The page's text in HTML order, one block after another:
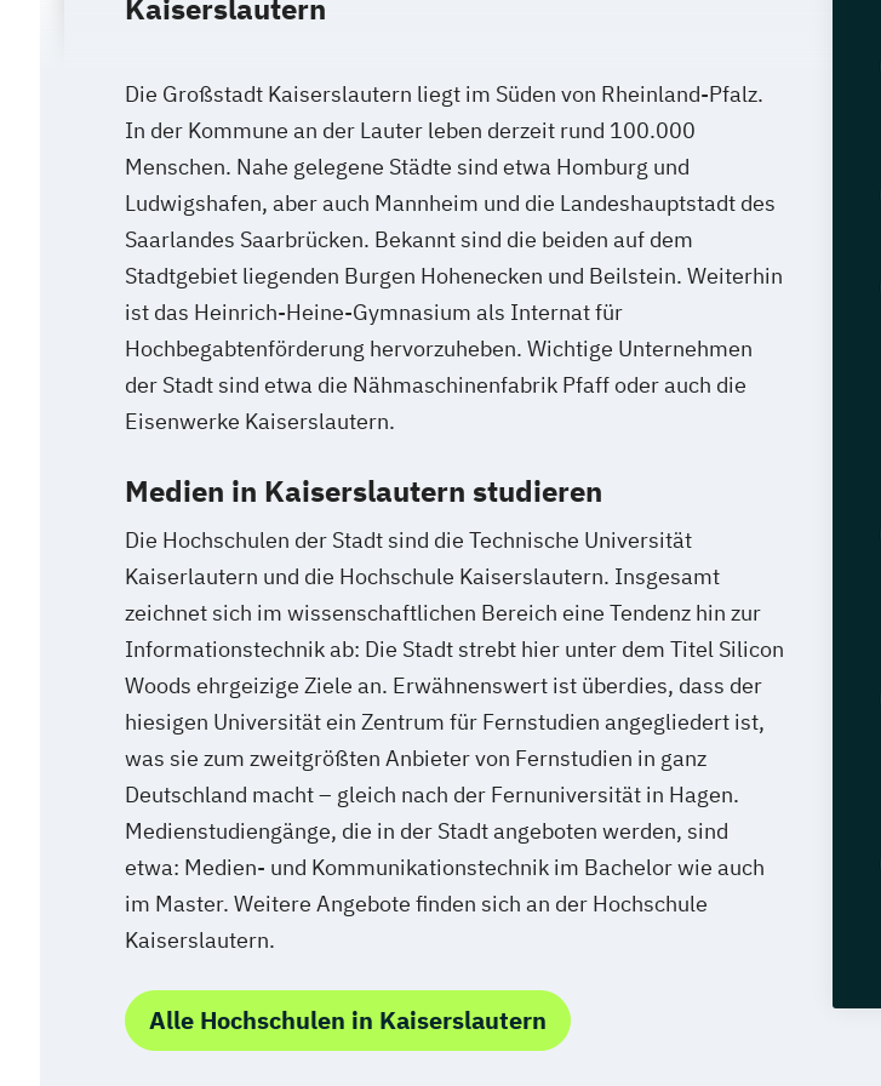
Kaiserslautern
Die Großstadt Kaiserslautern liegt im Süden von Rheinland-Pfalz.
In der Kommune an der Lauter leben derzeit rund 100.000
Menschen. Nahe gelegene Städte sind etwa Homburg und
Ludwigshafen, aber auch Mannheim und die Landeshauptstadt des
Saarlandes Saarbrücken. Bekannt sind die beiden auf dem
Stadtgebiet liegenden Burgen Hohenecken und Beilstein. Weiterhin
ist das Heinrich-Heine-Gymnasium als Internat für
Hochbegabtenförderung hervorzuheben. Wichtige Unternehmen
der Stadt sind etwa die Nähmaschinenfabrik Pfaff oder auch die
Eisenwerke Kaiserslautern.
Medien in Kaiserslautern studieren
Die Hochschulen der Stadt sind die Technische Universität
Kaiserlautern und die Hochschule Kaiserslautern. Insgesamt
zeichnet sich im wissenschaftlichen Bereich eine Tendenz hin zur
Informationstechnik ab: Die Stadt strebt hier unter dem Titel Silicon
Woods ehrgeizige Ziele an. Erwähnenswert ist überdies, dass der
hiesigen Universität ein Zentrum für Fernstudien angegliedert ist,
was sie zum zweitgrößten Anbieter von Fernstudien in ganz
Deutschland macht – gleich nach der Fernuniversität in Hagen.
Medienstudiengänge, die in der Stadt angeboten werden, sind
etwa: Medien- und Kommunikationstechnik im Bachelor wie auch
im Master. Weitere Angebote finden sich an der Hochschule
Kaiserslautern.
Alle Hochschulen in Kaiserslautern